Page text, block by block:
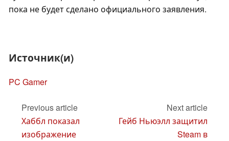
пока не будет сделано официального заявления.
Источник(и)
PC Gamer
Previous article
Хаббл показал
изображение
Next article
Гейб Ньюэлл защитил
Steam в